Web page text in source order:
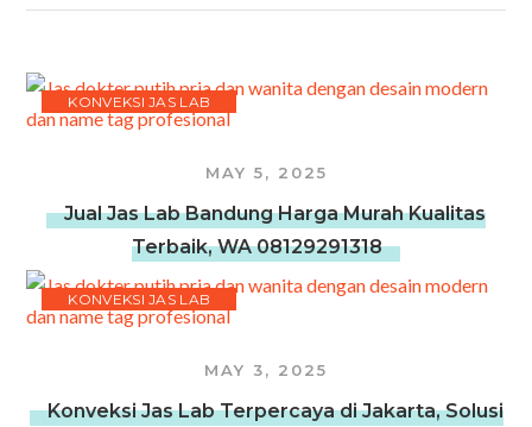
KONVEKSI JAS LAB
MAY 5, 2025
Jual Jas Lab Bandung Harga Murah Kualitas
Terbaik, WA 08129291318
KONVEKSI JAS LAB
MAY 3, 2025
Konveksi Jas Lab Terpercaya di Jakarta, Solusi